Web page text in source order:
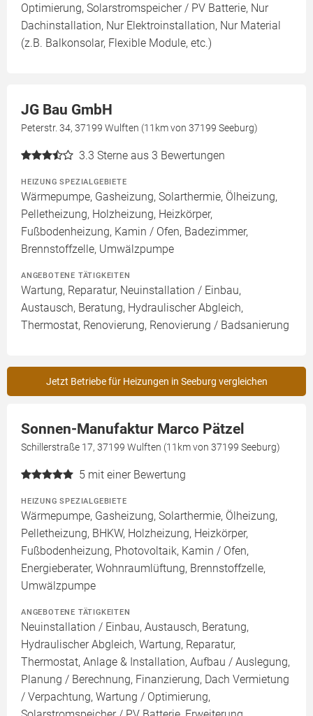
Optimierung, Solarstromspeicher / PV Batterie, Nur
Dachinstallation, Nur Elektroinstallation, Nur Material
(z.B. Balkonsolar, Flexible Module, etc.)
JG Bau GmbH
Peterstr. 34, 37199 Wulften (11km von 37199 Seeburg)
3.3 Sterne aus 3 Bewertungen
HEIZUNG SPEZIALGEBIETE
Wärmepumpe, Gasheizung, Solarthermie, Ölheizung,
Pelletheizung, Holzheizung, Heizkörper,
Fußbodenheizung, Kamin / Ofen, Badezimmer,
Brennstoffzelle, Umwälzpumpe
ANGEBOTENE TÄTIGKEITEN
Wartung, Reparatur, Neuinstallation / Einbau,
Austausch, Beratung, Hydraulischer Abgleich,
Thermostat, Renovierung, Renovierung / Badsanierung
Jetzt Betriebe für Heizungen in Seeburg vergleichen
Sonnen-Manufaktur Marco Pätzel
Schillerstraße 17, 37199 Wulften (11km von 37199 Seeburg)
5 mit einer Bewertung
HEIZUNG SPEZIALGEBIETE
Wärmepumpe, Gasheizung, Solarthermie, Ölheizung,
Pelletheizung, BHKW, Holzheizung, Heizkörper,
Fußbodenheizung, Photovoltaik, Kamin / Ofen,
Energieberater, Wohnraumlüftung, Brennstoffzelle,
Umwälzpumpe
ANGEBOTENE TÄTIGKEITEN
Neuinstallation / Einbau, Austausch, Beratung,
Hydraulischer Abgleich, Wartung, Reparatur,
Thermostat, Anlage & Installation, Aufbau / Auslegung,
Planung / Berechnung, Finanzierung, Dach Vermietung
/ Verpachtung, Wartung / Optimierung,